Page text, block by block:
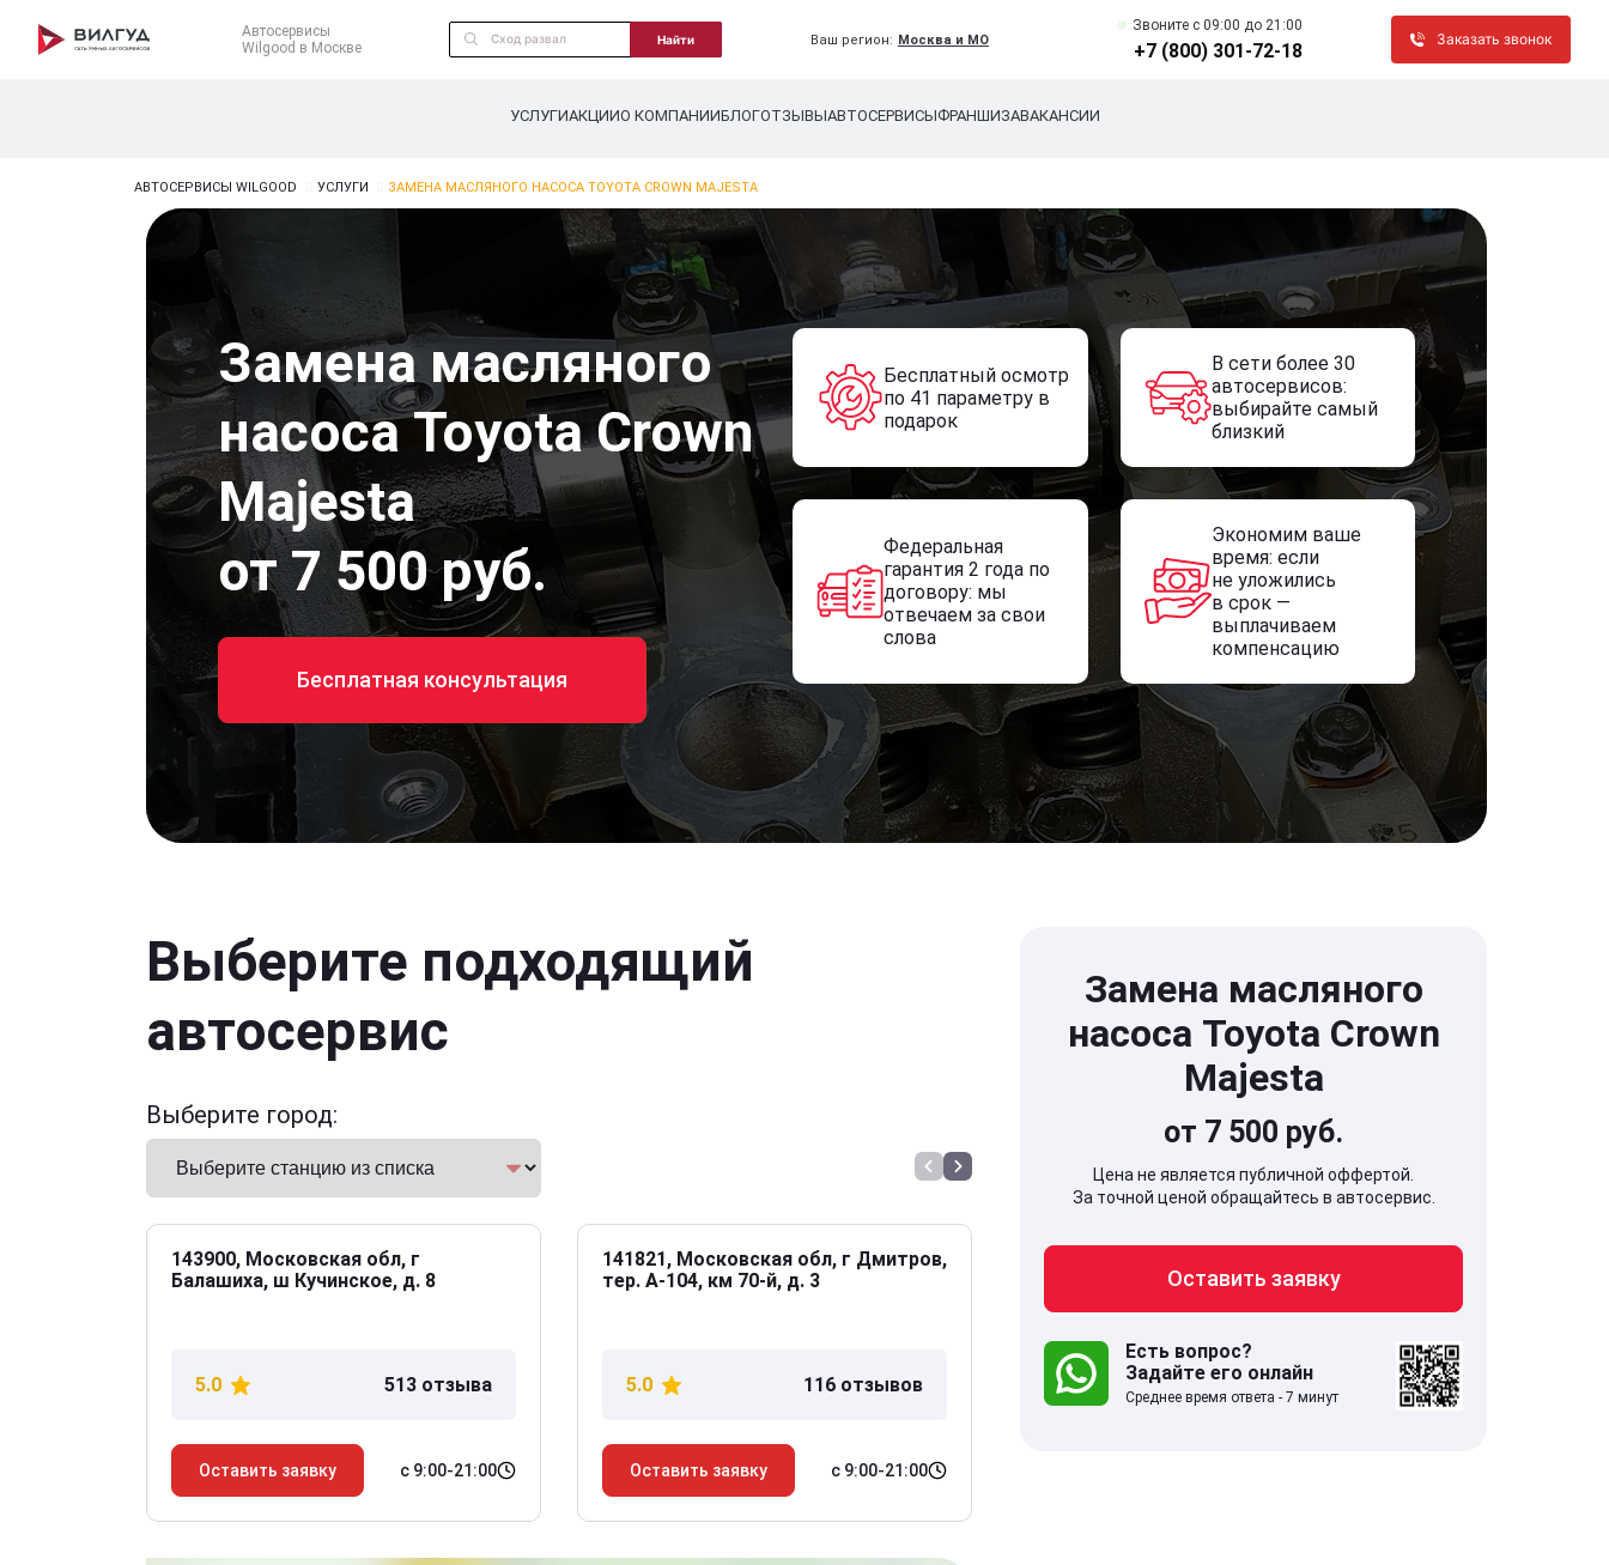
Автосервисы
Wilgood в Москве
Найти Ваш регион: Москва и МО
Звоните c 09:00 до 21:00
+7 (800) 301-72-18
Заказать звонок
УСЛУГИАКЦИИО КОМПАНИИБЛОГОТЗЫВЫАВТОСЕРВИСЫФРАНШИЗАВАКАНСИИ
АВТОСЕРВИСЫ WILGOOD УСЛУГИ ЗАМЕНА МАСЛЯНОГО НАСОСА TOYOTA CROWN MAJESTA
Замена масляного
насоса Toyota Crown
Majesta
от 7 500 руб.
Бесплатная консультация
Бесплатный осмотр
по 41 параметру в
подарок
В сети более 30
автосервисов:
выбирайте самый
близкий
Федеральная
гарантия 2 года по
договору: мы
отвечаем за свои
слова
Экономим ваше
время: если
не уложились
в срок —
выплачиваем
компенсацию
Выберите подходящий
автосервис
Выберите город:
143900, Московская обл, г
Балашиха, ш Кучинское, д. 8
5.0 513 отзыва
Оставить заявку с 9:00-21:00
141821, Московская обл, г Дмитров,
тер. А-104, км 70-й, д. 3
5.0 116 отзывов
Оставить заявку с 9:00-21:00
141707, Московская обл,
Долгопрудный г, Береговой проезд,
дом 5
5.0 332 отзыва
Замена масляного
насоса Toyota Crown
Majesta
от 7 500 руб.
Цена не является публичной оффертой.
За точной ценой обращайтесь в автосервис.
Оставить заявку
Есть вопрос?
Задайте его онлайн
Среднее время ответа - 7 минут